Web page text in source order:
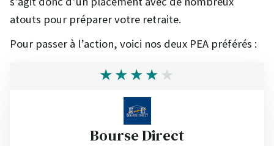
atouts pour préparer votre retraite.
Pour passer à l’action, voici nos deux PEA préférés :
Bourse Direct